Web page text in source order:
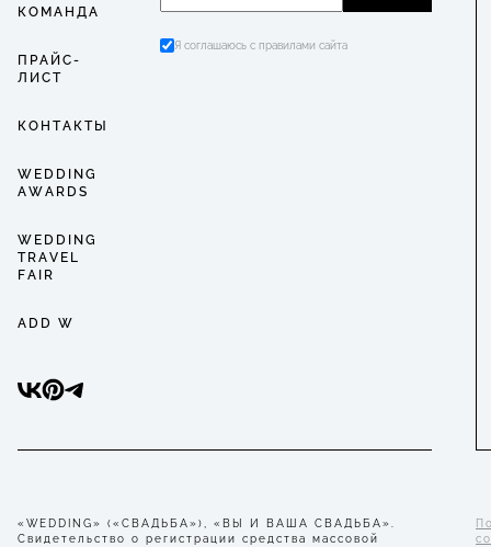
КОМАНДА
ПРАЙС-
ЛИСТ
КОНТАКТЫ
WEDDING
AWARDS
WEDDING
TRAVEL
FAIR
ADD W
Я соглашаюсь с правилами сайта
«WEDDING» («СВАДЬБА»), «ВЫ И ВАША СВАДЬБА».
Свидетельство о регистрации средства массовой